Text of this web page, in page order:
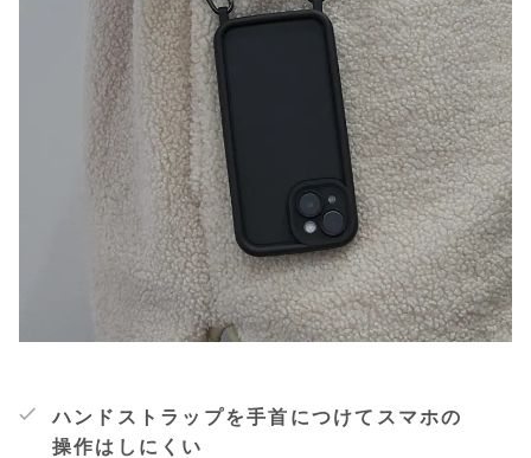
ハンドストラップを手首につけてスマホの
操作はしにくい